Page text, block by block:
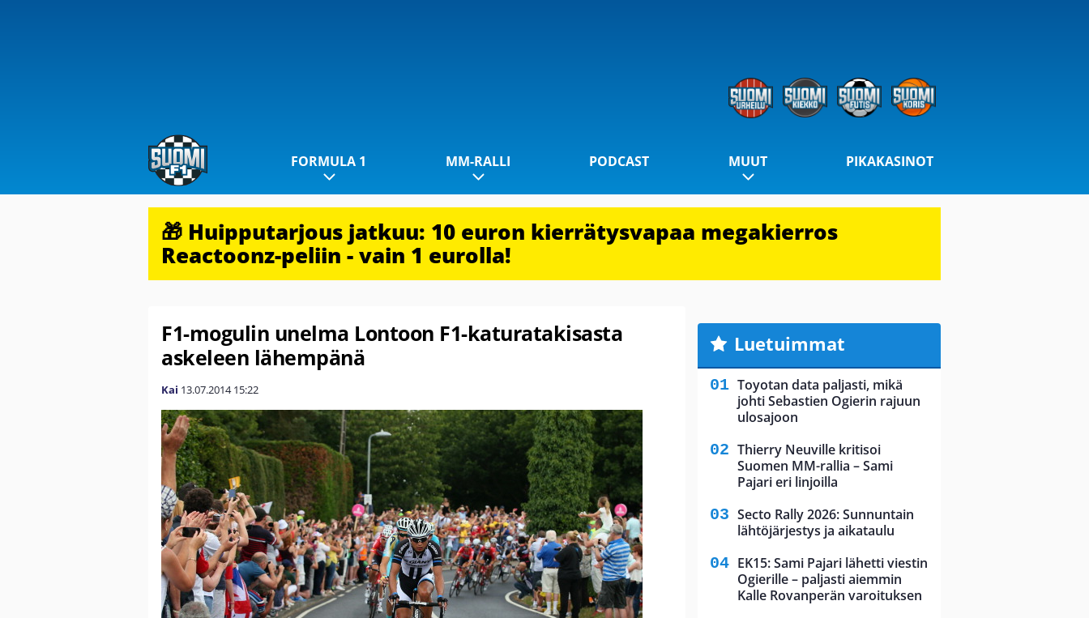
FORMULA 1 MM-RALLI PODCAST MUUT PIKAKASINOT
🎁 Huipputarjous jatkuu: 10 euron kierrätysvapaa megakierros
Reactoonz-peliin - vain 1 eurolla!
F1-mogulin unelma Lontoon F1-katuratakisasta
askeleen lähempänä
Kai 13.07.2014 15:22
Luetuimmat
Toyotan data paljasti, mikä
johti Sebastien Ogierin rajuun
ulosajoon
Thierry Neuville kritisoi
Suomen MM-rallia – Sami
Pajari eri linjoilla
Secto Rally 2026: Sunnuntain
lähtöjärjestys ja aikataulu
EK15: Sami Pajari lähetti viestin
Ogierille – paljasti aiemmin
Kalle Rovanperän varoituksen